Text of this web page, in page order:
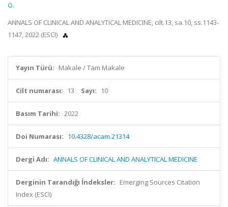
O.
ANNALS OF CLINICAL AND ANALYTICAL MEDICINE, cilt.13, sa.10, ss.1143-
1147, 2022 (ESCI)
Yayın Türü: Makale / Tam Makale
Cilt numarası: 13 Sayı: 10
Basım Tarihi: 2022
Doi Numarası: 10.4328/acam.21314
Dergi Adı: ANNALS OF CLINICAL AND ANALYTICAL MEDICINE
Derginin Tarandığı İndeksler: Emerging Sources Citation
Index (ESCI)